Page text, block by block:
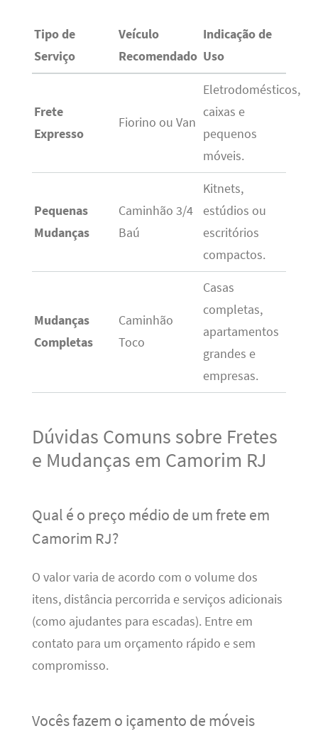
Tipo de
Serviço
Veículo
Recomendado
Indicação de
Uso
Frete
Expresso
Fiorino ou Van
Eletrodomésticos,
caixas e
pequenos
móveis.
Pequenas
Mudanças
Caminhão 3/4
Baú
Kitnets,
estúdios ou
escritórios
compactos.
Mudanças
Completas
Caminhão
Toco
Casas
completas,
apartamentos
grandes e
empresas.
Dúvidas Comuns sobre Fretes
e Mudanças em Camorim RJ
Qual é o preço médio de um frete em
Camorim RJ?
O valor varia de acordo com o volume dos
itens, distância percorrida e serviços adicionais
(como ajudantes para escadas). Entre em
contato para um orçamento rápido e sem
compromisso.
Vocês fazem o içamento de móveis